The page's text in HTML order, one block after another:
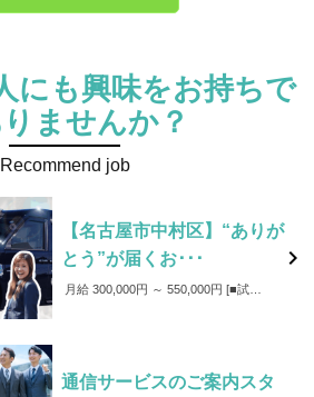
にも興味をお持ちで
ませんか？
Recommend job
【名古屋市中村区】“ありが
とう”が届くお･･･
月給 300,000円 ～ 550,000円 ■試用期間：6か月（うち35日間は、研修期間) ※研修期間中の給与は月給209,300円～となります。 ■賞与：年3回 ■成果給あり：売上に応じて、基本給に加え成果給（売上の42%程度）を支給 ■各種手当（皆勤・回数・家族・資格・役職） ■支援金制度（入社・学資） ■事故補償（万が一事故が発生した場合、事故費用は会社が負担します。）

通信サービスのご案内スタ